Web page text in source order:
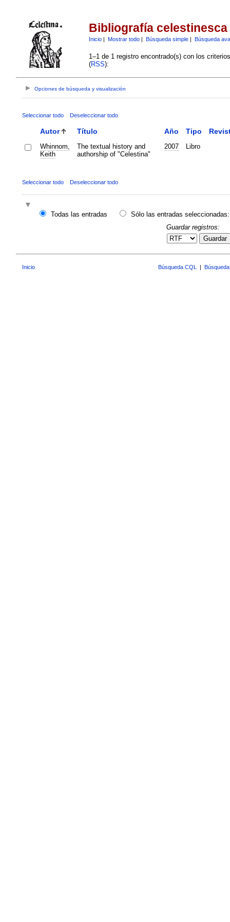
Bibliografía celestinesca
Inicio| Mostrar todo| Búsqueda simple| Búsqueda
1–1 de 1 registro encontrado(s) con los
(RSS):
Opciones de búsqueda y visualización
Seleccionar todo Deseleccionar todo
Autor Título Año Tipo
Whinnom,
Keith
The textual history and
authorship of "Celestina"
2007 Libro
Seleccionar todo Deseleccionar todo
Todas las entradas
Sólo las entradas seleccionadas:
Guardar registros:
Guardar
Inicio Búsqueda CQL